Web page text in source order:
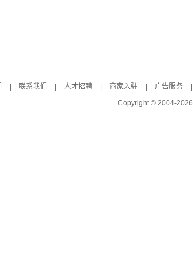
联系我们 人才招聘 商家入驻 广告服务
Copyright © 2004-2026